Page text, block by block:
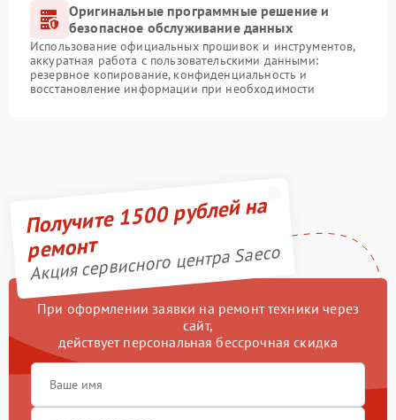
Оригинальные программные решение и
безопасное обслуживание данных
Использование официальных прошивок и инструментов,
аккуратная работа с пользовательскими данными:
резервное копирование, конфиденциальность и
восстановление информации при необходимости
Получите 1500 рублей на
ремонт
Акция сервисного центра Saeco
При оформлении заявки на ремонт техники через
сайт,
действует персональная бессрочная скидка